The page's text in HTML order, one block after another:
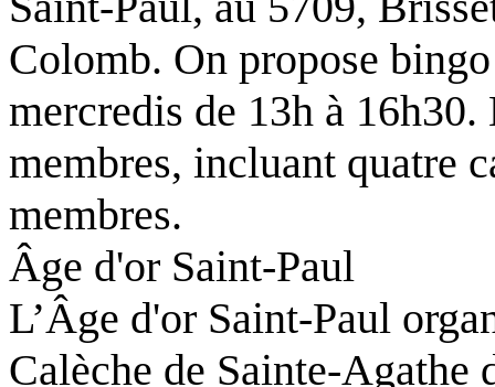
Colomb. On propose
mercredis de 13h à
membres, incluant quatre
membres.
Âge d'or Saint-Paul
L’Âge d'or Saint-Paul
Calèche de Sainte-Agathe